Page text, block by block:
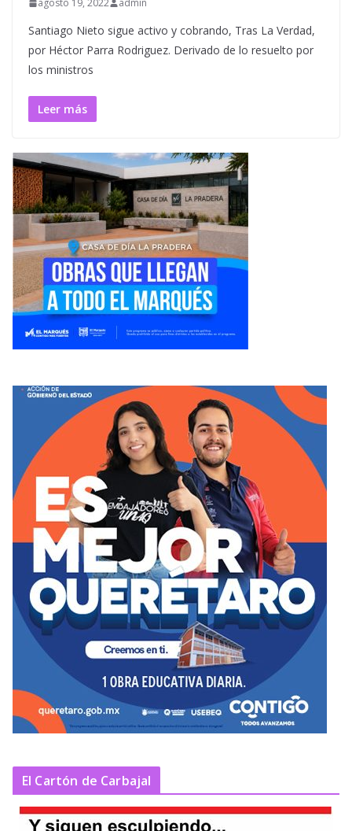
agosto 19, 2022 admin
Santiago Nieto sigue activo y cobrando, Tras La Verdad,
por Héctor Parra Rodriguez. Derivado de lo resuelto por
los ministros
Leer más
El Cartón de Carbajal